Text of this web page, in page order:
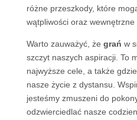
różne przeszkody, które
wątpliwości oraz wewnętrzne
Warto zauważyć, że grań w
szczyt naszych aspiracji. To
najwyższe cele, a także
nasze życie z dystansu.
jesteśmy zmuszeni do
odzwierciedlać nasze